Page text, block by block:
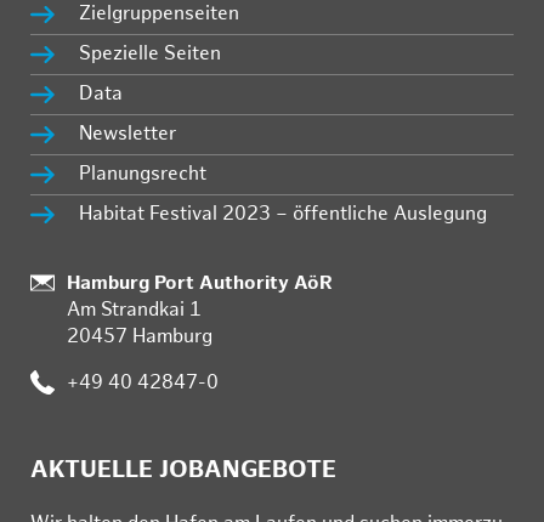
Zielgruppenseiten
Spezielle Seiten
Data
Newsletter
Planungsrecht
Habitat Festival 2023 – öffentliche Auslegung
:
Hamburg Port Authority AöR
Am Strandkai 1
20457 Hamburg
: +49 40 42847-0
AKTUELLE JOBANGEBOTE